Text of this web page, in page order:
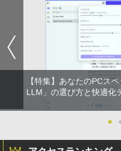
細胞
￥
￥1,964
Xiaomi
レスイ
リング
￥3,480
On My
￥250
コカ・
ベルレ
￥2,009
スーパ
版ビッ
￥810
【特集】あなたのPCス
LLM」の選び方と快適化
●